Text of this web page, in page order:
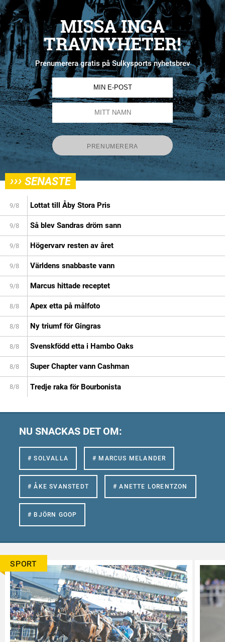
MISSA INGA
TRAVNYHETER!
Prenumerera gratis på Sulkysports nyhetsbrev
››› SENASTE
9/8 Lottat till Åby Stora Pris
9/8 Så blev Sandras dröm sann
9/8 Högervarv resten av året
9/8 Världens snabbaste vann
9/8 Marcus hittade receptet
8/8 Apex etta på målfoto
8/8 Ny triumf för Gingras
8/8 Svenskfödd etta i Hambo Oaks
8/8 Super Chapter vann Cashman
8/8 Tredje raka för Bourbonista
NU SNACKAS DET OM:
# SOLVALLA # MARCUS MELANDER
# ÅKE SVANSTEDT # ANETTE LORENTZON
# BJÖRN GOOP
SPORT